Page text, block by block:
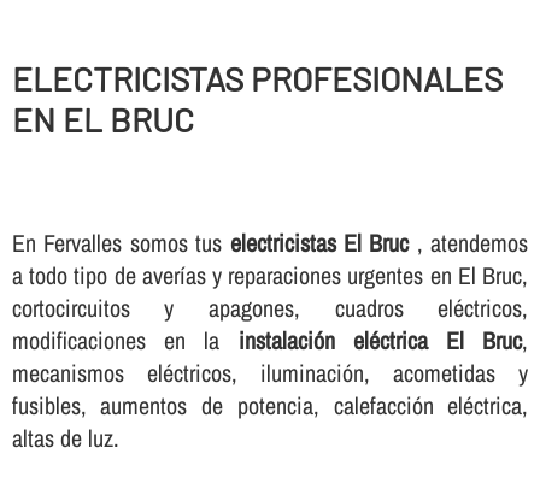
ELECTRICISTAS PROFESIONALES
EN EL BRUC
En Fervalles somos tus electricistas El Bruc, atendemos
a todo tipo de averí­as y reparaciones urgentes en El Bruc,
cortocircuitos y apagones, cuadros eléctricos,
modificaciones en la instalación eléctrica El Bruc,
mecanismos eléctricos, iluminación, acometidas y
fusibles, aumentos de potencia, calefacción eléctrica,
altas de luz.